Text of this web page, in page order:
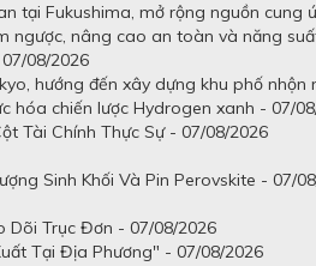
tại Fukushima, mở rộng nguồn cung
ngược, nâng cao an toàn và năng
08/2026
hướng đến xây dựng khu phố
hóa chiến lược Hydrogen xanh - 07/
Tài Chính Thực Sự - 07/08/2026
Sinh Khối Và Pin Perovskite - 07/
Dõi Trục Đơn - 07/08/2026
Tại Địa Phương" - 07/08/2026